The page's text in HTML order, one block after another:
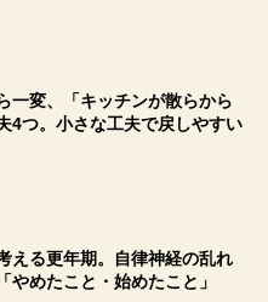
一変、「キッチンが散らから
4つ。小さな工夫で戻しやすい
える更年期。自律神経の乱れ
やめたこと・始めたこと」